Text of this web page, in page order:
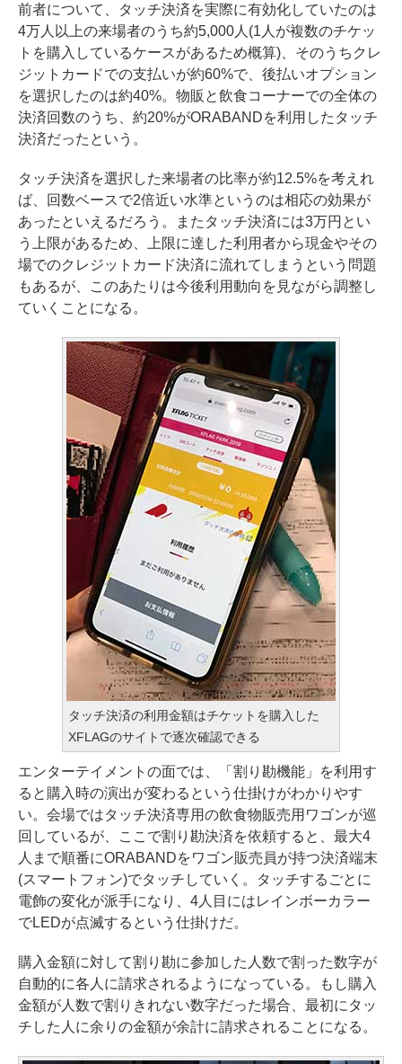
前者について、タッチ決済を実際に有効化していたのは
4万人以上の来場者のうち約5,000人(1人が複数のチケッ
トを購入しているケースがあるため概算)、そのうちクレ
ジットカードでの支払いが約60%で、後払いオプション
を選択したのは約40%。物販と飲食コーナーでの全体の
決済回数のうち、約20%がORABANDを利用したタッチ
決済だったという。
タッチ決済を選択した来場者の比率が約12.5%を考えれ
ば、回数ベースで2倍近い水準というのは相応の効果が
あったといえるだろう。またタッチ決済には3万円とい
う上限があるため、上限に達した利用者から現金やその
場でのクレジットカード決済に流れてしまうという問題
もあるが、このあたりは今後利用動向を見ながら調整し
ていくことになる。
タッチ決済の利用金額はチケットを購入した
XFLAGのサイトで逐次確認できる
エンターテイメントの面では、「割り勘機能」を利用す
ると購入時の演出が変わるという仕掛けがわかりやす
い。会場ではタッチ決済専用の飲食物販売用ワゴンが巡
回しているが、ここで割り勘決済を依頼すると、最大4
人まで順番にORABANDをワゴン販売員が持つ決済端末
(スマートフォン)でタッチしていく。タッチするごとに
電飾の変化が派手になり、4人目にはレインボーカラー
でLEDが点滅するという仕掛けだ。
購入金額に対して割り勘に参加した人数で割った数字が
自動的に各人に請求されるようになっている。もし購入
金額が人数で割りきれない数字だった場合、最初にタッ
チした人に余りの金額が余計に請求されることになる。